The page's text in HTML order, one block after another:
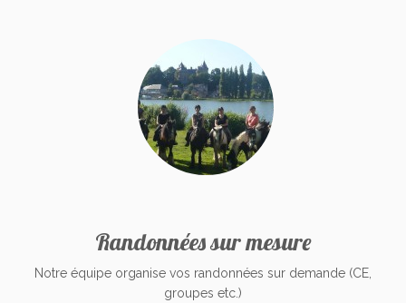
Randonnées sur mesure
Notre équipe organise vos randonnées sur demande (CE,
groupes etc.)